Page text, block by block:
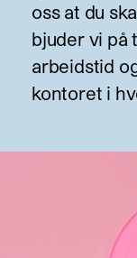
oss at du
bjuder vi på
arbeidstid
kontoret i